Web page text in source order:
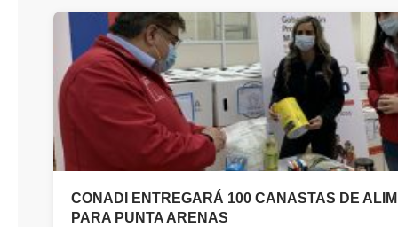
CONADI ENTREGARÁ 100 CANASTAS DE
PARA PUNTA ARENAS